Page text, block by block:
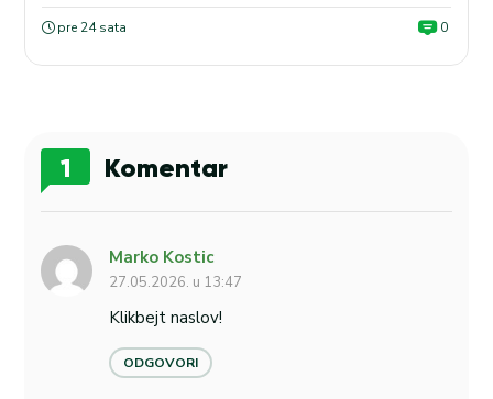
pre 24 sata 0
1 Komentar
Marko Kostic
27.05.2026. u 13:47
Klikbejt naslov!
ODGOVORI